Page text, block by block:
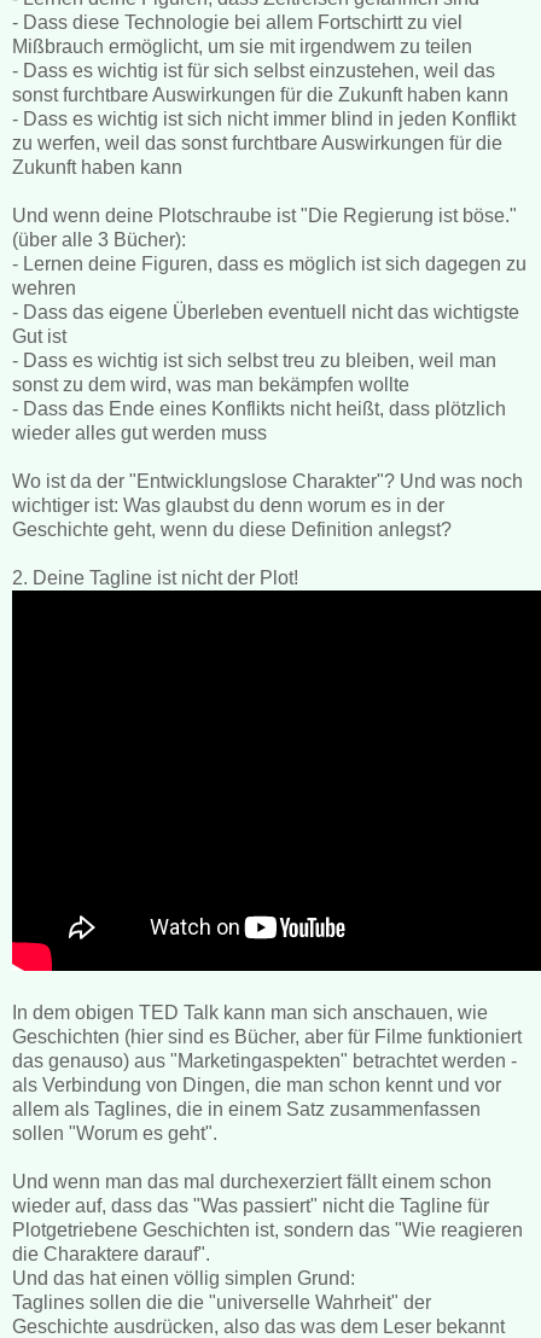
- Dass diese Technologie bei allem Fortschirtt zu viel
Mißbrauch ermöglicht, um sie mit irgendwem zu teilen
- Dass es wichtig ist für sich selbst einzustehen, weil das
sonst furchtbare Auswirkungen für die Zukunft haben kann
- Dass es wichtig ist sich nicht immer blind in jeden Konflikt
zu werfen, weil das sonst furchtbare Auswirkungen für die
Zukunft haben kann
Und wenn deine Plotschraube ist "Die Regierung ist böse."
(über alle 3 Bücher):
- Lernen deine Figuren, dass es möglich ist sich dagegen zu
wehren
- Dass das eigene Überleben eventuell nicht das wichtigste
Gut ist
- Dass es wichtig ist sich selbst treu zu bleiben, weil man
sonst zu dem wird, was man bekämpfen wollte
- Dass das Ende eines Konflikts nicht heißt, dass plötzlich
wieder alles gut werden muss
Wo ist da der "Entwicklungslose Charakter"? Und was noch
wichtiger ist: Was glaubst du denn worum es in der
Geschichte geht, wenn du diese Definition anlegst?
2. Deine Tagline ist nicht der Plot!
In dem obigen TED Talk kann man sich anschauen, wie
Geschichten (hier sind es Bücher, aber für Filme funktioniert
das genauso) aus "Marketingaspekten" betrachtet werden -
als Verbindung von Dingen, die man schon kennt und vor
allem als Taglines, die in einem Satz zusammenfassen
sollen "Worum es geht".
Und wenn man das mal durchexerziert fällt einem schon
wieder auf, dass das "Was passiert" nicht die Tagline für
Plotgetriebene Geschichten ist, sondern das "Wie reagieren
die Charaktere darauf".
Und das hat einen völlig simplen Grund:
Taglines sollen die die "universelle Wahrheit" der
Geschichte ausdrücken, also das was dem Leser bekannt